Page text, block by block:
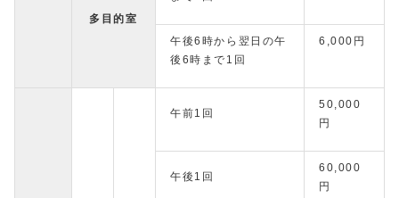
多目的室
午後6時から翌日の午
後6時まで1回
6,000円
午前1回
50,000
円
午後1回
60,000
円